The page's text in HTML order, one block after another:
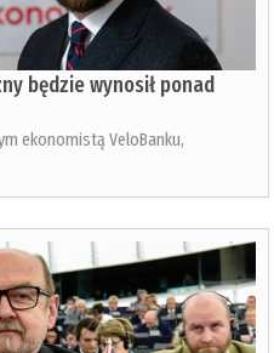
będzie wynosił ponad
ekonomistą VeloBanku,